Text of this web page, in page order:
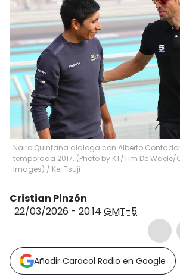
Nairo Quintana dialoga con Alberto
temporada 2017. (Photo by KT/Tim De
Images) / Kei Tsuji
Cristian Pinzón
22/03/2026 - 20:14 GMT-5
Añadir Caracol Radio en Google